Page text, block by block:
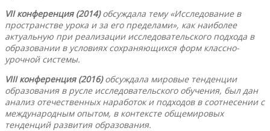
VII конференция (2014)обсуждала тему «Исследование в
пространстве урока и за его пределами», как наиболее
актуальную при реализации исследовательского подхода в
образовании в условиях сохраняющихся форм классно-
урочной системы.
VIII конференция (2016)обсуждала мировые тенденции
образования в русле исследовательского обучения, был дан
анализ отечественных наработок и подходов в соотнесении с
международным опытом, в контексте общемировых
тенденций развития образования.